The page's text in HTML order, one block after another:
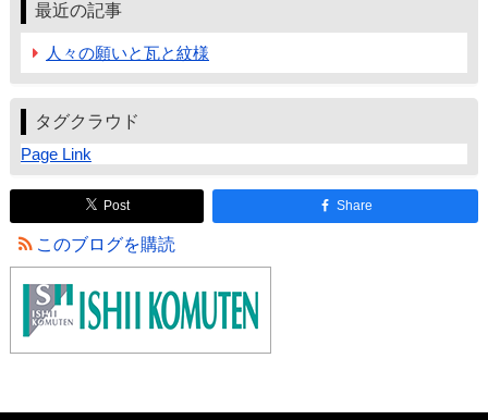
最近の記事
人々の願いと瓦と紋様
タグクラウド
Page Link
Post Share
このブログを購読